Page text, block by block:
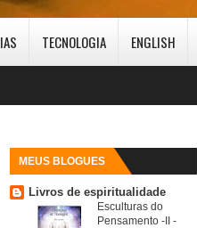
TECNOLOGIA ENGLISH
MEUS BLOGUES
Livros de espiritualidade
Esculturas do
Pensamento -II -